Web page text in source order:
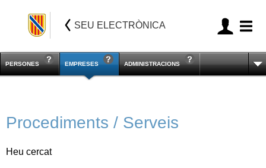
SEU ELECTRÒNICA
PERSONES EMPRESES ADMINISTRACIONS
Procediments / Serveis
Heu cercat